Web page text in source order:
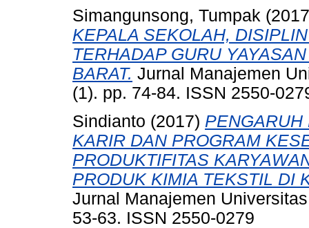
Simangunsong, Tumpak
KEPALA SEKOLAH,
TERHADAP GURU
BARAT. Jurnal Manajemen
(1). pp. 74-84. ISSN 2550-
Sindianto (2017)
KARIR DAN PROGRAM
PRODUKTIFITAS
PRODUK KIMIA TEKSTIL DI
Jurnal Manajemen
53-63. ISSN 2550-0279